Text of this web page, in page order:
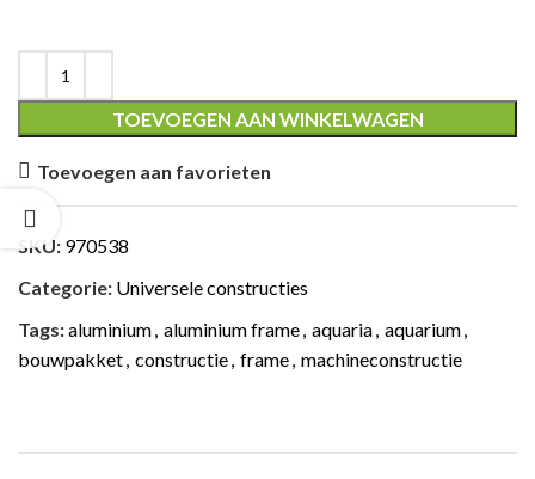
TOEVOEGEN AAN WINKELWAGEN
Toevoegen aan favorieten
SKU: 970538
Categorie: Universele constructies
Tags:aluminium, aluminium frame, aquaria, aquarium,
bouwpakket, constructie, frame, machineconstructie